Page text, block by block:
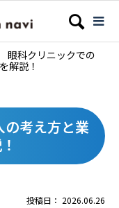
眼科クリニックでの
解説！
の考え方と業
投稿日： 2026.06.26